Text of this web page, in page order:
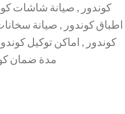
كوندور , صيانة شاشات
اطباق كوندور , صيانة
كوندور , اماكن توكيل
مدة ضمان